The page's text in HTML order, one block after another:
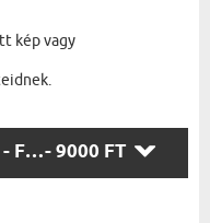
kép vagy
NYOMTATÁS FOTÓPAPÍRRA - FEKETE KERET 30X40- 9000 FT